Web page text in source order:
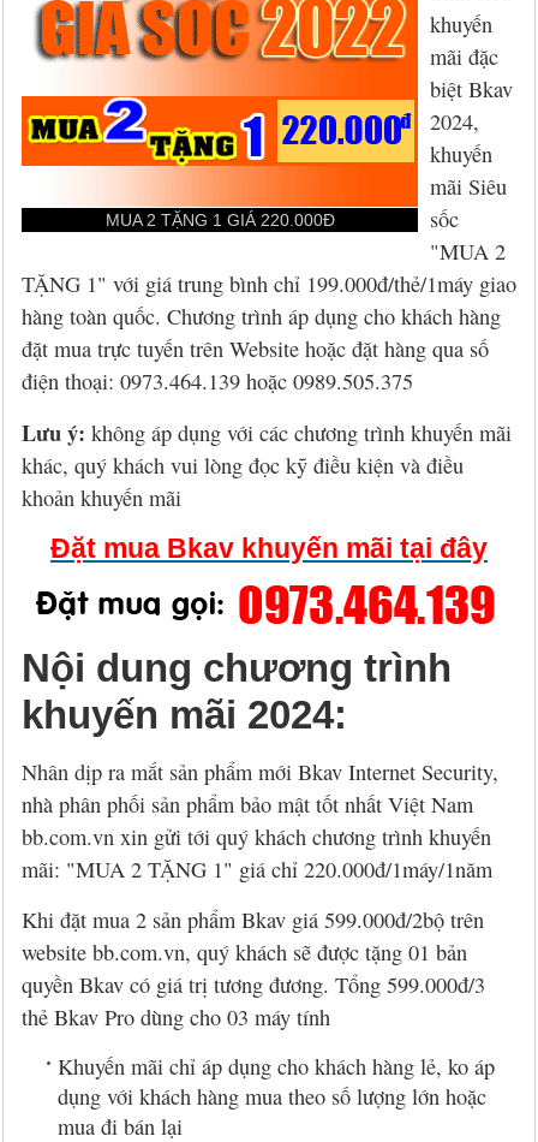
Đặt mua
Liên hệ
Eset NOD32 2027
Panda 2026, 2027
CMC InfoSec
Sucuri Website Scanner
Bkav Heartbleed Scanner
Cứu dữ liệu bị virus mã hóa
Diệt virus mã hóa dữ liệu
Đặt mua Eset
Đặt mua Panda
Đặt mua BullGuard
Đặt mua F-Secure
Đặt mua G DATA
Đặt mua Malwarebytes
Đặt mua Webroot
Chính sách bảo mật
Thông tin về BB.Com.Vn
MUA 2 TẶNG 1 GIÁ 220.000Đ
khuyến
mãi đặc
biệt Bkav
2024,
khuyến
mãi Siêu
sốc
"MUA 2
TẶNG 1" với giá trung bình chỉ 199.000đ/thẻ/1máy giao
hàng toàn quốc. Chương trình áp dụng cho khách hàng
đặt mua trực tuyến trên Website hoặc đặt hàng qua số
điện thoại: 0973.464.139 hoặc 0989.505.375
Lưu ý: không áp dụng với các chương trình khuyến mãi
khác, quý khách vui lòng đọc kỹ điều kiện và điều
khoản khuyến mãi
Đặt mua Bkav khuyến mãi tại đây
Nội dung chương trình
khuyến mãi 2024:
Nhân dịp ra mắt sản phẩm mới Bkav Internet Security,
nhà phân phối sản phẩm bảo mật tốt nhất Việt Nam
bb.com.vn xin gửi tới quý khách chương trình khuyến
mãi: "MUA 2 TẶNG 1" giá chỉ 220.000đ/1máy/1năm
Khi đặt mua 2 sản phẩm Bkav giá 599.000đ/2bộ trên
website bb.com.vn, quý khách sẽ được tặng 01 bản
quyền Bkav có giá trị tương đương. Tổng 599.000đ/3
thẻ Bkav Pro dùng cho 03 máy tính
Khuyến mãi chỉ áp dụng cho khách hàng lẻ, ko áp
dụng với khách hàng mua theo số lượng lớn hoặc
mua đi bán lại